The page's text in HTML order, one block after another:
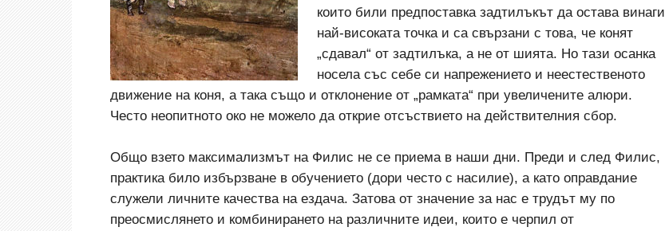
които били предпоставка задтилъкът да остава винаги
най-високата точка и са свързани с това, че конят
„сдавал“ от задтилъка, а не от шията. Но тази осанка
носела със себе си напрежението и неестественото
движение на коня, а така също и отклонение от „рамката“ при увеличените алюри.
Често неопитното око не можело да открие отсъствието на действителния сбор.
Общо взето максимализмът на Филис не се приема в наши дни. Преди и след Филис,
практика било избързване в обучението (дори често с насилие), а като оправдание
служели личните качества на ездача. Затова от значение за нас е трудът му по
преосмислянето и комбинирането на различните идеи, които е черпил от